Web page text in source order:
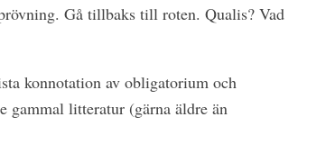
Gå tillbaks till roten. Qualis? Vad
konnotation av obligatorium och
gammal litteratur (gärna äldre än